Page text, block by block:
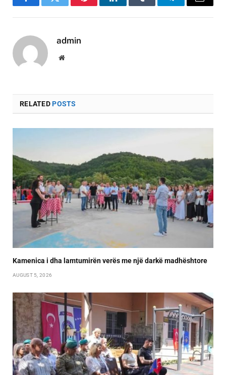
FacebookTwitter PinterestLinkedInTumblr TelegramEmail
admin
Website
RELATEDPOSTS
Kamenica i dha lamtumirën verës me një darkë madhështore
AUGUST 5, 2026